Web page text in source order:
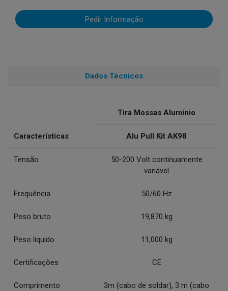
Pedir Informação
Dados Técnicos
Características
Tira Mossas Alumínio
Alu Pull Kit AK98
Tensão
50-200 Volt continuamente
variável
Frequência 50/60 Hz
Peso bruto 19,870 kg
Peso líquido 11,000 kg
Certificações CE
Comprimento
3m (cabo de soldar), 3 m (cabo